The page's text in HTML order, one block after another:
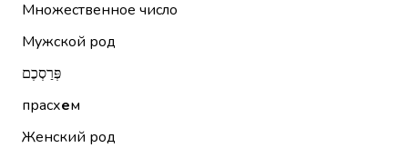
Множественное число
Мужской род
פְּרַסְכֶם
прасхем
Женский род